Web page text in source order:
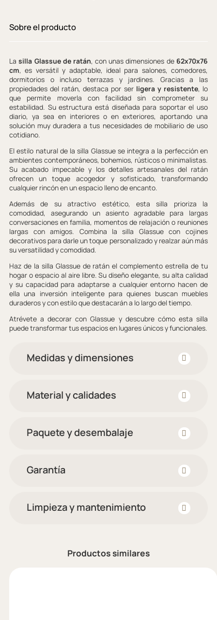
Sobre el producto
La silla Glassue de ratán, con unas dimensiones de 62x70x76
cm, es versátil y adaptable, ideal para salones, comedores,
dormitorios o incluso terrazas y jardines. Gracias a las
propiedades del ratán, destaca por ser ligera y resistente, lo
que permite moverla con facilidad sin comprometer su
estabilidad. Su estructura está diseñada para soportar el uso
diario, ya sea en interiores o en exteriores, aportando una
solución muy duradera a tus necesidades de mobiliario de uso
cotidiano.
El estilo natural de la silla Glassue se integra a la perfección en
ambientes contemporáneos, bohemios, rústicos o minimalistas.
Su acabado impecable y los detalles artesanales del ratán
ofrecen un toque acogedor y sofisticado, transformando
cualquier rincón en un espacio lleno de encanto.
Además de su atractivo estético, esta silla prioriza la
comodidad, asegurando un asiento agradable para largas
conversaciones en familia, momentos de relajación o reuniones
largas con amigos. Combina la silla Glassue con cojines
decorativos para darle un toque personalizado y realzar aún más
su versatilidad y comodidad.
Haz de la silla Glassue de ratán el complemento estrella de tu
hogar o espacio al aire libre. Su diseño elegante, su alta calidad
y su capacidad para adaptarse a cualquier entorno hacen de
ella una inversión inteligente para quienes buscan muebles
duraderos y con estilo que destacarán a lo largo del tiempo.
Atrévete a decorar con Glassue y descubre cómo esta silla
puede transformar tus espacios en lugares únicos y funcionales.
Medidas y dimensiones
Material y calidades
Paquete y desembalaje
Garantía
Limpieza y mantenimiento
Productos similares